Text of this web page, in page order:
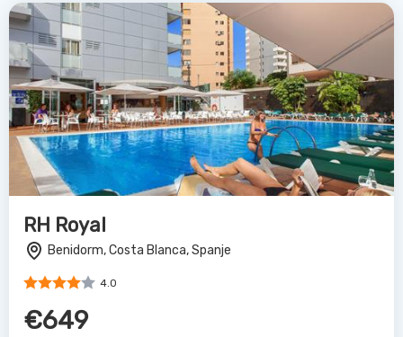
RH Royal
Benidorm, Costa Blanca, Spanje
4.0
€649